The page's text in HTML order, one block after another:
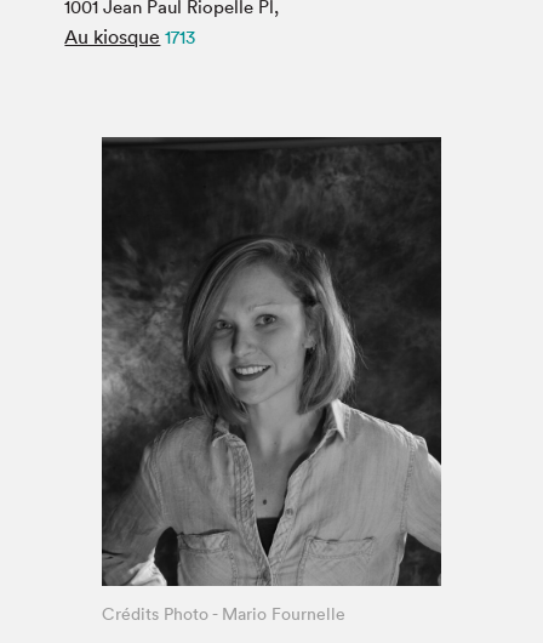
Espace enseignant·e·s
1001 Jean Paul Riopelle Pl,
Au kiosque 1713
Crédits Photo - Mario Fournelle